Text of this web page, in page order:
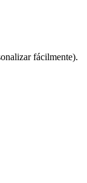
fácilmente).